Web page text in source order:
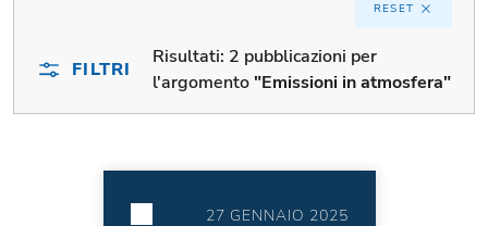
RESET
FILTRI
Risultati: 2 pubblicazioni per
l'argomento"Emissioni in atmosfera"
27 GENNAIO 2025